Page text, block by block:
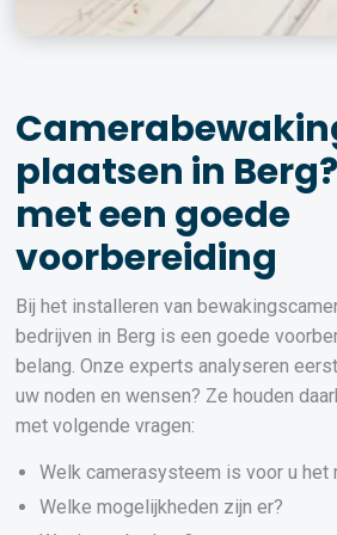
plaatsen in
met een goede
voorbereiding
Bij het installeren van
bedrijven in Berg is een goede
belang. Onze experts analyseren
uw noden en wensen? Ze houden
met volgende vragen:
Welk camerasysteem is voor u het
Welke mogelijkheden zijn er?